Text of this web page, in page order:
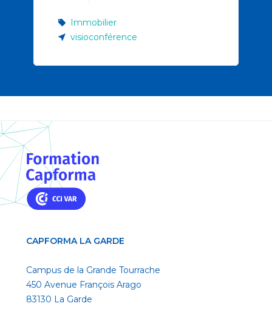
Immobilier
visioconférence
CAPFORMA LA GARDE
Campus de la Grande Tourrache
450 Avenue François Arago
83130 La Garde